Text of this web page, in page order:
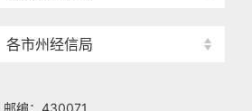
各市州经信局
邮编：430071